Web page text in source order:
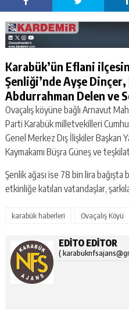
Karabük’ün Eflani
Şenliği’nde Ayşe
Abdurrahman Delen ve
Ovaçalış köyüne bağlı Arnavut
Parti Karabük milletvekilleri
Genel Merkez Dış İlişkiler Başkan
Kaymakamı Büşra Güneş ve
Şenlik ağası ise 78 bin lira
etkinliğe katılan vatandaşlar,
karabük haberleri Ovaçalış Köyü
EDITO EDITOR
(